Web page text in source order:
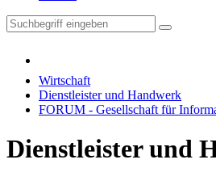
Wirtschaft
Dienstleister und Handwerk
FORUM - Gesellschaft für
Dienstleister und